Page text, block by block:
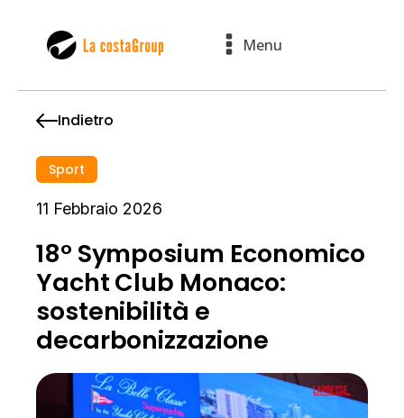
Menu
Indietro
Sport
11 Febbraio 2026
18° Symposium Economico
Yacht Club Monaco:
sostenibilità e
decarbonizzazione